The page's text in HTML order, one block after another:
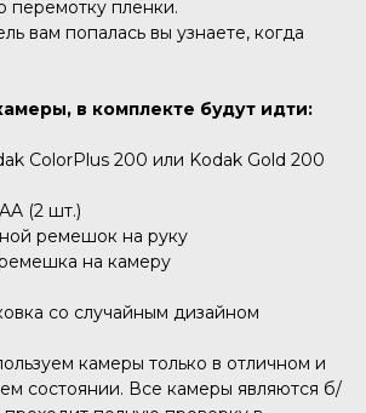
перемотку пленки.
вам попалась вы узнаете, когда
в комплекте будут идти:
ColorPlus 200 или Kodak Gold 200
(2 шт.)
ремешок на руку
на камеру
со случайным дизайном
камеры только в отличном и
состоянии. Все камеры являются б/